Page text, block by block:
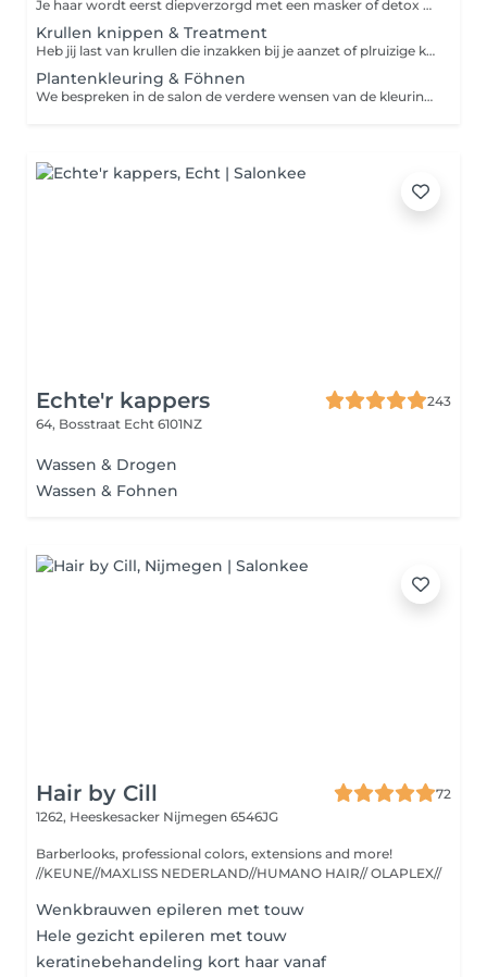
Je haar wordt eerst diepverzorgd met een masker of detox aangepast op wat jouw haar nodig heeft. Dit kan een detox behandeling zijn met witte klei voor hoofdhuidproblemen/build up, een verzorgend haarmasker op basis van o.a pure lijnzaadgel en fenegriek of een oliebehandeling. Hierna wordt je haar geknipt en geföhnd.
Krullen knippen & Treatment
Heb jij last van krullen die inzakken bij je aanzet of plruizige krullen? Dan kunnen jouw krullen naast een knipbeurt ook een treatment gebruiken. Je haar wordt eerst droog geknipt dmv Curls cutting techniek. Vervolgens wordt je haar behandeld met een op maat gemaakte treatment die jouw krullen nodig hebben. Dit kan zijn een detox met witte klei om het haar weer zijn volume terug te geven en build up te verwijderen of een kruidenpakking met o.a. pure lijnzaadgel. Hierna wordt je haar geairdryed en geföhnd.
Plantenkleuring & Föhnen
We bespreken in de salon de verdere wensen van de kleuring. Deze bundel bevat een vanaf prijs. Wanneer er meer product nodig is of wanneer er high-/lowlights gezet worden, wordt er een meerpijs berekend. Je haar wordt nadien geföhnd met verzorgings/stylingsproducten.
Echte'r kappers
243
64, Bosstraat Echt 6101NZ
Wassen & Drogen
Wassen & Fohnen
Hair by Cill
72
1262, Heeskesacker Nijmegen 6546JG
Barberlooks, professional colors, extensions and more!
//KEUNE//MAXLISS NEDERLAND//HUMANO HAIR// OLAPLEX//
Wenkbrauwen epileren met touw
Hele gezicht epileren met touw
keratinebehandeling kort haar vanaf